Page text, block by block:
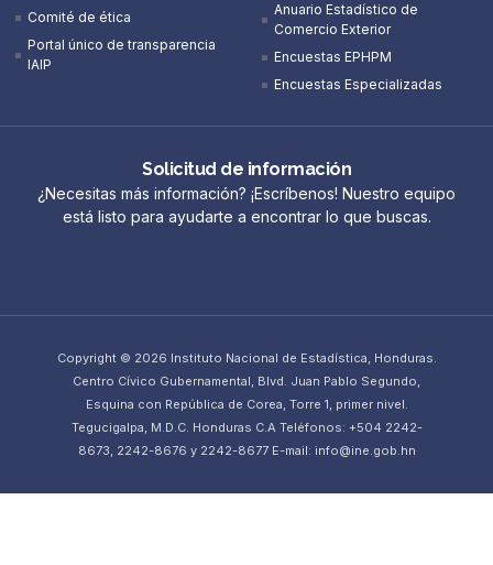
Comité de ética
Portal único de transparencia
IAIP
Anuario Estadístico de
Comercio Exterior
Encuestas EPHPM
Encuestas Especializadas
Solicitud de información
¿Necesitas más información? ¡Escríbenos! Nuestro equipo
está listo para ayudarte a encontrar lo que buscas.
Copyright © 2026 Instituto Nacional de Estadística, Honduras.
Centro Cívico Gubernamental, Blvd. Juan Pablo Segundo,
Esquina con República de Corea, Torre 1, primer nivel.
Tegucigalpa, M.D.C. Honduras C.A Teléfonos: +504 2242-
8673, 2242-8676 y 2242-8677 E-mail: info@ine.gob.hn